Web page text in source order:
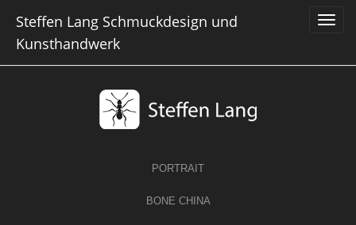
content
Steffen Lang Schmuckdesign und
Kunsthandwerk
PORTRAIT
BONE CHINA